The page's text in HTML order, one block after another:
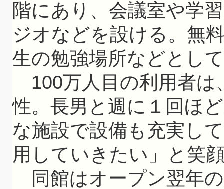
階にあり、会議室や学
ジオなどを設ける。無
生の勉強場所などとし
100万人目の利用者は
性。長男と週に１回ほ
な施設で設備も充実し
用していきたい」と笑
同館はオープン翌年